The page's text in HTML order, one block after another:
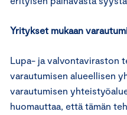
Yritykset mukaan
Lupa- ja valvontaviraston
varautumisen alueellisen
varautumisen
huomauttaa, että tämän